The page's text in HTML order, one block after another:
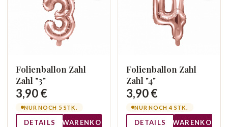
Folienballon Zahl
Zahl "3"
3,90 €
NUR NOCH 5 STK.
DETAILS WARENKORB
Folienballon Zahl
Zahl "4"
3,90 €
NUR NOCH 4 STK.
DETAILS WARENKORB